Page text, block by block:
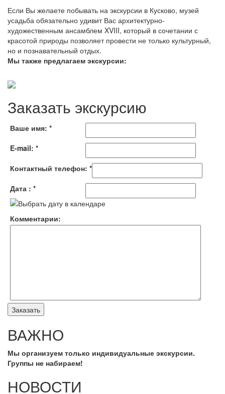
Если Вы желаете побывать на экскурсии в Кусково, музей
усадьба обязательно удивит Вас архитектурно-
художественным ансамблем XVIII, который в сочетании с
красотой природы позволяет провести не только культурный,
но и познавательный отдых.
Мы также предлагаем экскурсии:
Заказать экскурсию
Ваше имя: *
E-mail: *
Контактный телефон: *
Дата : *
Комментарии:
ВАЖНО
Мы организуем только индивидуальные экскурсии.
Группы не набираем!
НОВОСТИ